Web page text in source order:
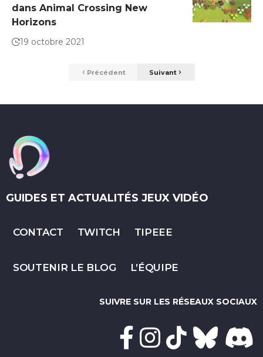
dans Animal Crossing New
Horizons
19 octobre 2021
Précédent Suivant
GUIDES ET ACTUALITÉS JEUX VIDÉO
CONTACT TWITCH TIPEEE
SOUTENIR LE BLOG L’ÉQUIPE
SUIVRE SUR LES RÉSEAUX SOCIAUX